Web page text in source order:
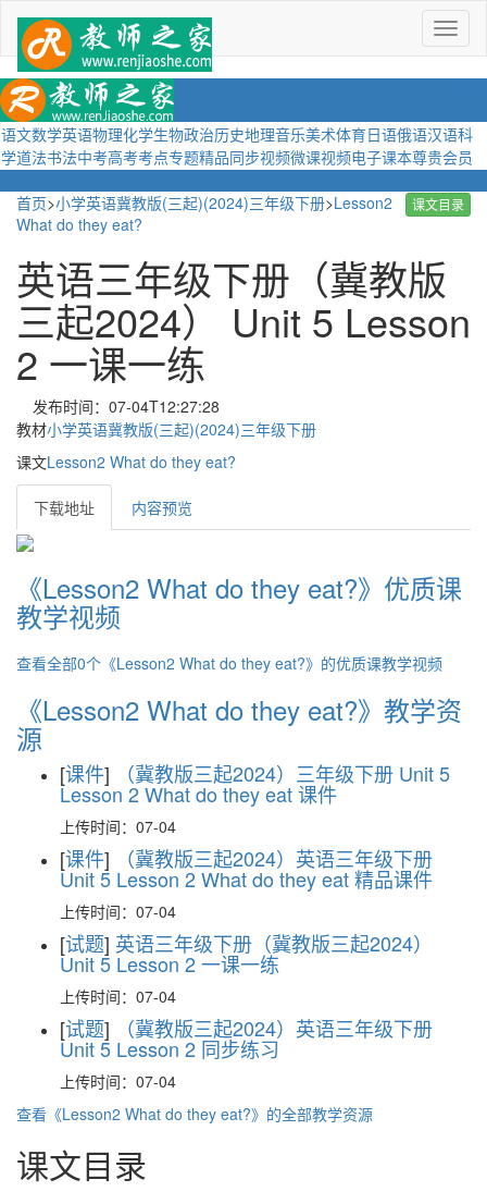
菜
单
语文数学英语物理化学生物政治历史地理音乐美术体育日语俄语汉语科
学道法书法中考高考考点专题精品同步视频微课视频电子课本尊贵会员
课文目录
首页>小学英语冀教版(三起)(2024)三年级下册>Lesson2
What do they eat?
英语三年级下册（冀教版
三起2024） Unit 5 Lesson
2 一课一练
发布时间：07-04T12:27:28
教材小学英语冀教版(三起)(2024)三年级下册
课文Lesson2 What do they eat?
下载地址 内容预览
《Lesson2 What do they eat?》优质课
教学视频
查看全部0个《Lesson2 What do they eat?》的优质课教学视频
《Lesson2 What do they eat?》教学资
源
[课件] （冀教版三起2024）三年级下册 Unit 5
Lesson 2 What do they eat 课件
上传时间：07-04
[课件] （冀教版三起2024）英语三年级下册
Unit 5 Lesson 2 What do they eat 精品课件
上传时间：07-04
[试题] 英语三年级下册（冀教版三起2024）
Unit 5 Lesson 2 一课一练
上传时间：07-04
[试题] （冀教版三起2024）英语三年级下册
Unit 5 Lesson 2 同步练习
上传时间：07-04
查看《Lesson2 What do they eat?》的全部教学资源
课文目录